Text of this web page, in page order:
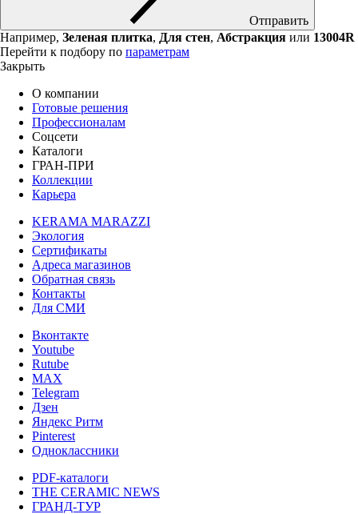
Отправить
Например, Зеленая плитка, Для стен, Абстракция или 13004R
Перейти к подбору по параметрам
Закрыть
О компании
Готовые решения
Профессионалам
Соцсети
Каталоги
ГРАН-ПРИ
Коллекции
Карьера
KERAMA MARAZZI
Экология
Сертификаты
Адреса магазинов
Обратная связь
Контакты
Для СМИ
Вконтакте
Youtube
Rutube
MAX
Telegram
Дзен
Яндекс Ритм
Pinterest
Одноклассники
PDF-каталоги
THE CERAMIC NEWS
ГРАНД-ТУР